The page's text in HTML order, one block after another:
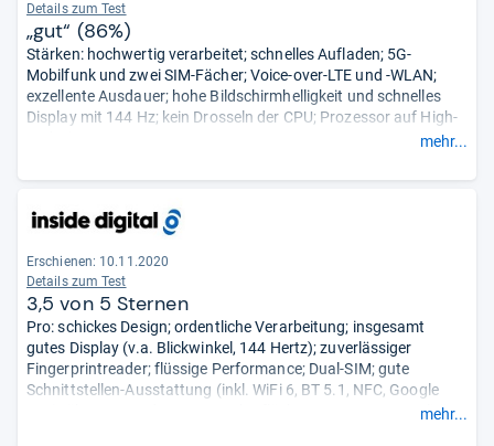
Details zum Test
„gut“ (86%)
Stärken: hochwertig verarbeitet; schnelles Aufladen; 5G-
Mobilfunk und zwei SIM-Fächer; Voice-over-LTE und -WLAN;
exzellente Ausdauer; hohe Bildschirmhelligkeit und schnelles
Display mit 144 Hz; kein Drosseln der CPU; Prozessor auf High-
erweiterbarer Speicher; ohne Wireless Charging; wenig
Flackern.- Zusammengefasst durch unsere Redaktion.
mehr...
Erschienen: 10.11.2020
Details zum Test
3,5 von 5 Sternen
Pro: schickes Design; ordentliche Verarbeitung; insgesamt
gutes Display (v.a. Blickwinkel, 144 Hertz); zuverlässiger
Fingerprintreader; flüssige Performance; Dual-SIM; gute
Schnittstellen-Ausstattung (inkl. WiFi 6, BT 5.1, NFC, Google
Pay); überzeugende Benutzeroberfläche; gute Kameraqualität
mehr...